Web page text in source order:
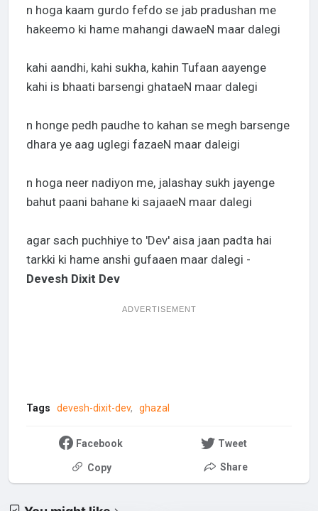
n hoga kaam gurdo fefdo se jab pradushan me
hakeemo ki hame mahangi dawaeN maar dalegi
kahi aandhi, kahi sukha, kahin Tufaan aayenge
kahi is bhaati barsengi ghataeN maar dalegi
n honge pedh paudhe to kahan se megh barsenge
dhara ye aag uglegi fazaeN maar daleigi
n hoga neer nadiyon me, jalashay sukh jayenge
bahut paani bahane ki sajaaeN maar dalegi
agar sach puchhiye to 'Dev' aisa jaan padta hai
tarkki ki hame anshi gufaaen maar dalegi -
Devesh Dixit Dev
ADVERTISEMENT
Tags devesh-dixit-dev ghazal
Facebook Tweet
Copy Share